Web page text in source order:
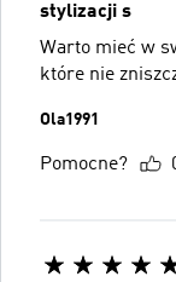
stylizacji s
Warto mieć w
które nie
Ola1991
Pomocne?